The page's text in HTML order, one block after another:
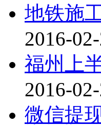
地铁施
2016-
福州上
2016-
微信提